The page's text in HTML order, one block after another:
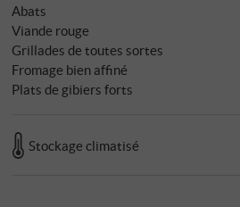
Abats
Viande rouge
Grillades de toutes sortes
Fromage bien affiné
Plats de gibiers forts
Stockage climatisé